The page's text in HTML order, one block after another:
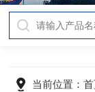
当前位置：